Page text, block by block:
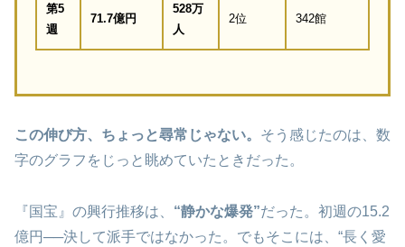
第5
週
71.7億円
528万
人
2位 342館
この伸び方、ちょっと尋常じゃない。 そう感じたのは、数
字のグラフをじっと眺めていたときだった。
『国宝』の興行推移は、 “静かな爆発”だった。初週の15.2
億円──決して派手ではなかった。でもそこには、“長く愛